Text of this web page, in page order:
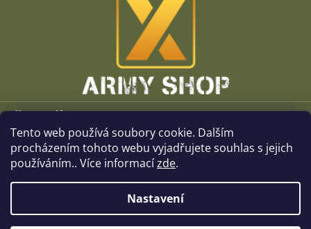
Tento web používá soubory cookie. Dalším
procházením tohoto webu vyjadřujete souhlas s jejich
používáním.. Více informacízde.
Nastavení
Vše o nákupu
O společnosti
Kamenné prodejny
Kontakt